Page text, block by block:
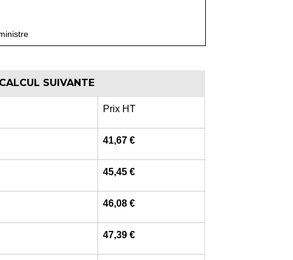
SUIVANTE
Prix HT
41,67 €
45,45 €
46,08 €
47,39 €